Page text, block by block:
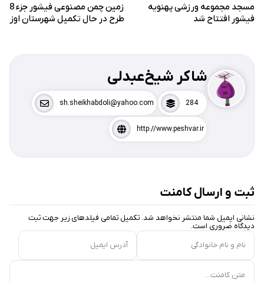
مسجد مجموعه ورزشی پهنویه
فیشور افتتاح شد
زمین چمن مصنوعی فیشور جزء 8
طرح در حال تکمیل شهرستان اوز
شاکر شیخ‌عبدلی
284
sh.sheikhabdoli@yahoo.com
http://www.peshvar.ir
ثبت و ارسال کامنت
نشانی ایمیل شما منتشر نخواهد شد. تکمیل تمامی فیلد‌های زیر جهت ثبت
دیدگاه ضروری است.
نام و نام خانوادگی
آدرس ایمیل
متن کامنت...